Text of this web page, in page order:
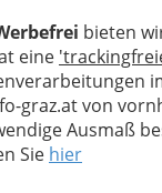
bieten
eine
graz.at von
Ausmaß
Sie hier
Asiens